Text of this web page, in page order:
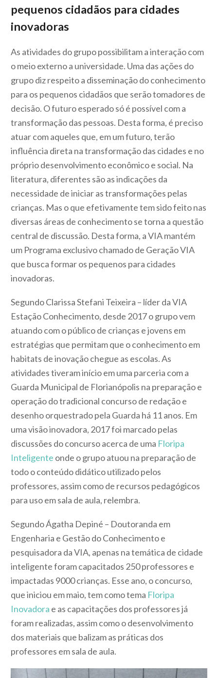
pequenos cidadãos para cidades
inovadoras
As atividades do grupo possibilitam a interação com
o meio externo a universidade. Uma das ações do
grupo diz respeito a disseminação do conhecimento
para os pequenos cidadãos que serão tomadores de
decisão. O futuro esperado só é possível com a
transformação das pessoas. Desta forma, é preciso
atuar com aqueles que, em um futuro, terão
influência direta na transformação das cidades e no
próprio desenvolvimento econômico e social. Na
literatura, diferentes são as indicações da
necessidade de iniciar as transformações pelas
crianças. Mas o que efetivamente tem sido feito nas
diversas áreas de conhecimento se torna a questão
central de discussão. Desta forma, a VIA mantém
um Programa exclusivo chamado de Geração VIA
que busca formar os pequenos para cidades
inovadoras.
Segundo Clarissa Stefani Teixeira – líder da VIA
Estação Conhecimento, desde 2017 o grupo vem
atuando com o público de crianças e jovens em
estratégias que permitam que o conhecimento em
habitats de inovação chegue as escolas. As
atividades tiveram início em uma parceria com a
Guarda Municipal de Florianópolis na preparação e
operação do tradicional concurso de redação e
desenho orquestrado pela Guarda há 11 anos. Em
uma visão inovadora, 2017 foi marcado pelas
discussões do concurso acerca de uma Floripa
Inteligente onde o grupo atuou na preparação de
todo o conteúdo didático utilizado pelos
professores, assim como de recursos pedagógicos
para uso em sala de aula, relembra.
Segundo Ágatha Depiné – Doutoranda em
Engenharia e Gestão do Conhecimento e
pesquisadora da VIA, apenas na temática de cidade
inteligente foram capacitados 250 professores e
impactadas 9000 crianças. Esse ano, o concurso,
que iniciou em maio, tem como tema Floripa
Inovadora e as capacitações dos professores já
foram realizadas, assim como o desenvolvimento
dos materiais que balizam as práticas dos
professores em sala de aula.